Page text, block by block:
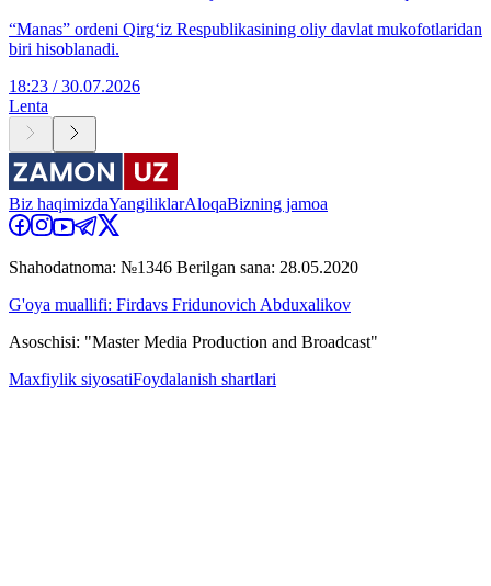
“Manas” ordeni Qirg‘iz Respublikasining oliy davlat mukofotlaridan
biri hisoblanadi.
18:23 / 30.07.2026
Lenta
Biz haqimizdaYangiliklarAloqaBizning jamoa
Shahodatnoma: №1346 Berilgan sana: 28.05.2020
G'oya muallifi: Firdavs Fridunovich Abduxalikov
Asoschisi: "Master Media Production and Broadcast"
Maxfiylik siyosatiFoydalanish shartlari